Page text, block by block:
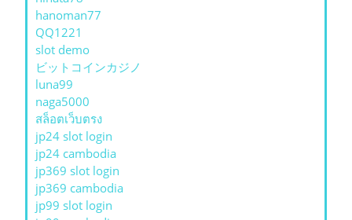
hanoman77
QQ1221
slot demo
ビットコインカジノ
luna99
naga5000
สล็อตเว็บตรง
jp24 slot login
jp24 cambodia
jp369 slot login
jp369 cambodia
jp99 slot login